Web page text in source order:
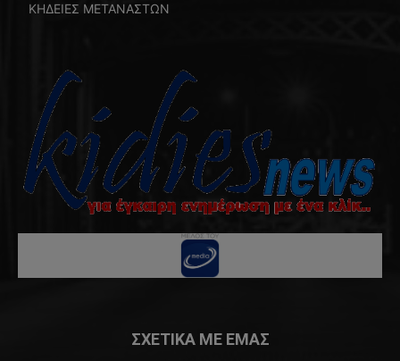
ΚΗΔΕΙΕΣ ΜΕΤΑΝΑΣΤΩΝ
ΣΧΕΤΙΚΑ ΜΕ ΕΜΑΣ